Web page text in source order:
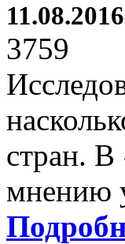
3759
стран. В
мнению